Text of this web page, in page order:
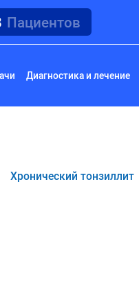
Пациентов
Диагностика и лечение
Хронический тонзиллит